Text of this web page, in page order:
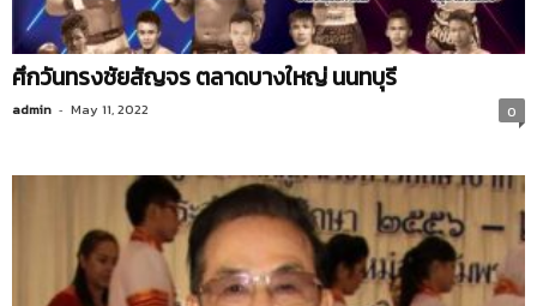
ศึกวันทรงชัยสัญจร ตลาดบางใหญ่ นนทบุรี
admin - May 11, 2022 0